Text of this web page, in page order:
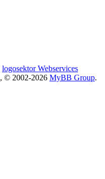
logosektor Webservices
, © 2002-2026 MyBB Group.